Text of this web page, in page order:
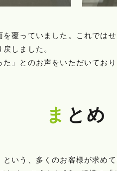
覆っていました。これではせ
しました。
」とのお声をいただいており
まとめ
いう、多くのお客様が求め